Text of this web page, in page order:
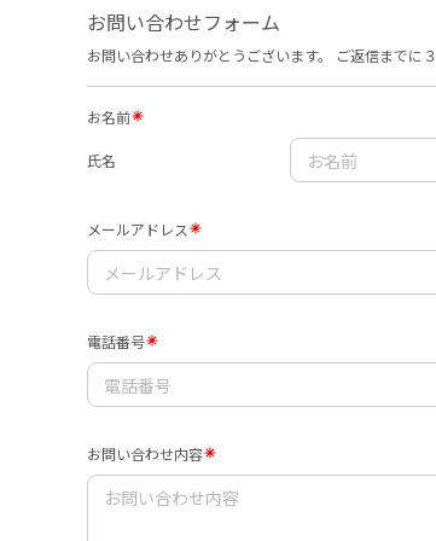
お問い合わせフォーム
お問い合わせありがとうございます。 ご返信までに
お名前
氏名
メールアドレス
電話番号
お問い合わせ内容